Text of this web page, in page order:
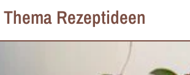
Rezeptideen